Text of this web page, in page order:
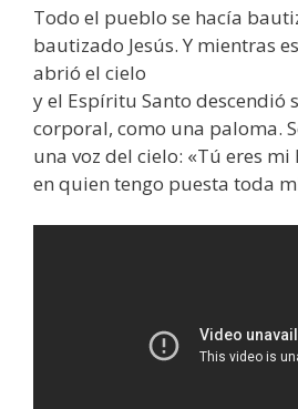
Todo el pueblo se hacía
bautizado Jesús. Y mientras
abrió el cielo
y el Espíritu Santo descendió
corporal, como una paloma.
una voz del cielo: «Tú eres
en quien tengo puesta toda